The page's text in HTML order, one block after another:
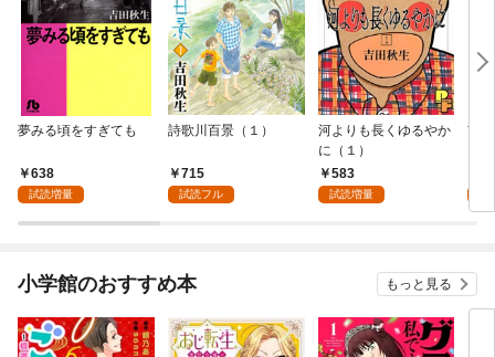
夢みる頃をすぎても
638
試読増量
詩歌川百景（１）
715
試読フル
河よりも長くゆるやか
に（１）
583
試読増量
吉
小学館のおすすめ本 もっと見る